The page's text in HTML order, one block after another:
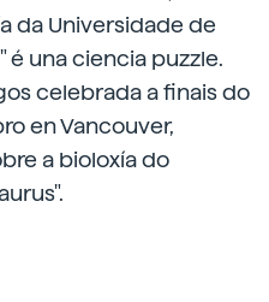
da Universidade de
é una ciencia puzzle.
celebrada a finais do
en Vancouver,
a bioloxía do